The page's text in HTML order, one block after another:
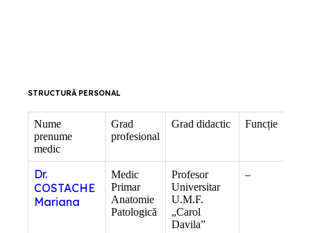
STRUCTURĂ PERSONAL
Nume
prenume
medic
Grad
profesional
Grad didactic Funcție
Dr.
COSTACHE
Mariana
Medic
Primar
Anatomie
Patologică
Profesor
Universitar
U.M.F.
„Carol
Davila”
–